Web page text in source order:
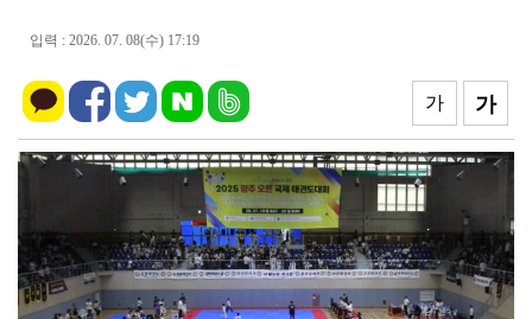
(재)전라남도청소년미래재단, 아동·청소년 범죄예방 캠페…
영암 가뭄 '비상'… 서삼석 농해수위원장, 현장 점검
광양시 광영도서관, "AI 작가" 길 위의 인문학
입력 : 2026. 07. 08(수) 17:19
가
가